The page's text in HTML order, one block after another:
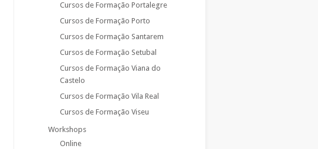
Cursos de Formação Portalegre
Cursos de Formação Porto
Cursos de Formação Santarem
Cursos de Formação Setubal
Cursos de Formação Viana do
Castelo
Cursos de Formação Vila Real
Cursos de Formação Viseu
Workshops
Online